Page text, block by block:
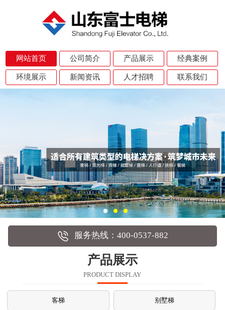
网站首页 公司简介 产品展示 经典案例
环境展示 新闻资讯 人才招聘 联系我们
服务热线：400-0537-882
产品展示
PRODUCT DISPLAY
客梯 别墅梯